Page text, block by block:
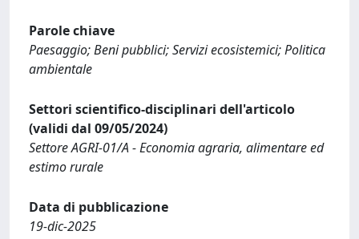
Parole chiave
Paesaggio; Beni pubblici; Servizi ecosistemici; Politica
ambientale
Settori scientifico-disciplinari dell'articolo
(validi dal 09/05/2024)
Settore AGRI-01/A - Economia agraria, alimentare ed
estimo rurale
Data di pubblicazione
19-dic-2025